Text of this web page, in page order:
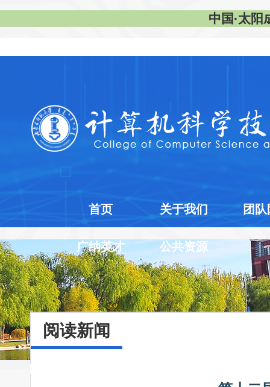
中国·太
首页 关于我们 团
广纳英才 公共资源
阅读新闻